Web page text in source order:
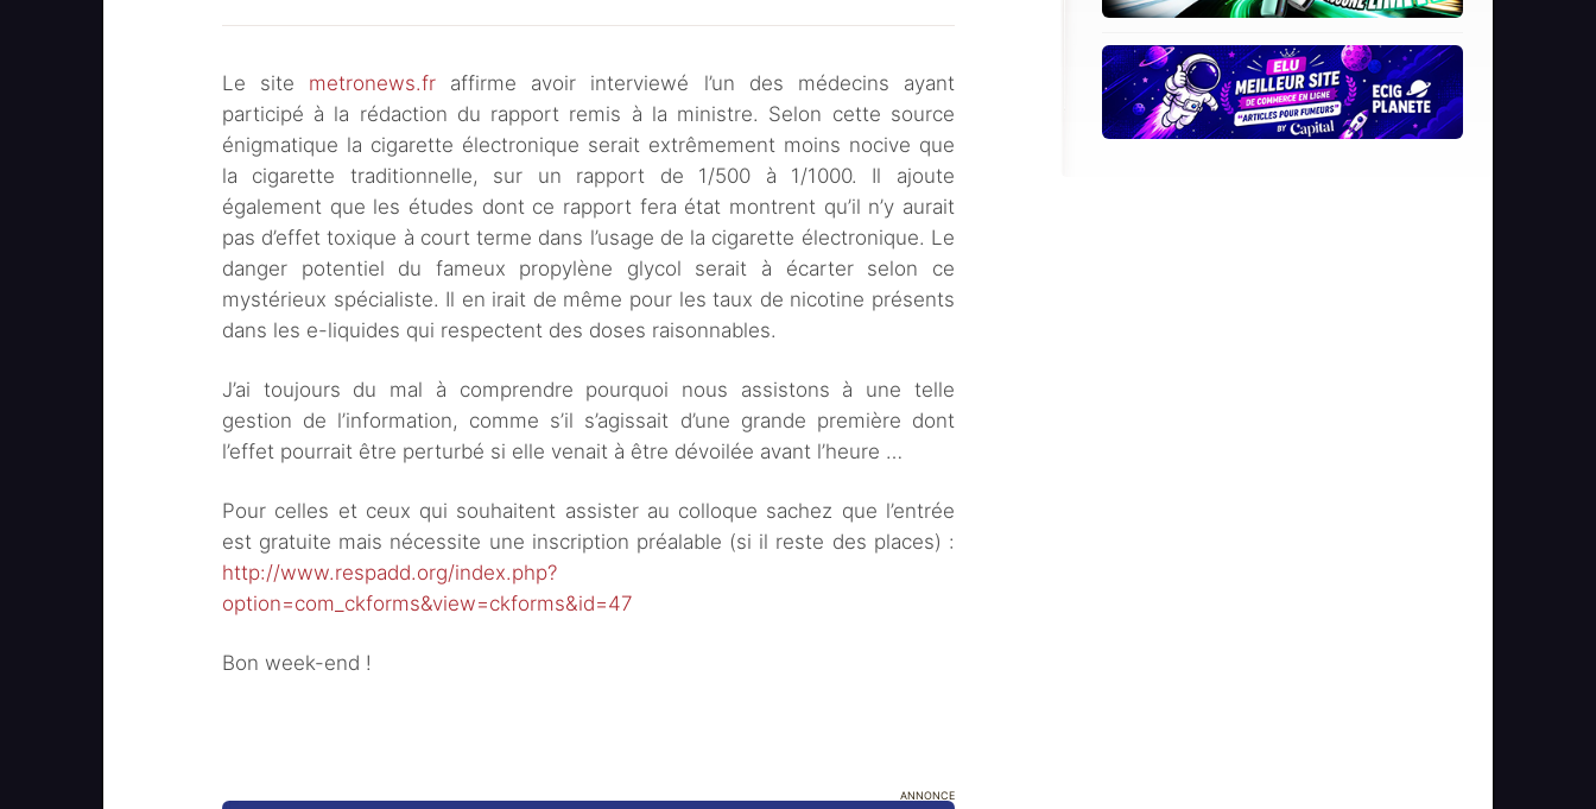
Le site metronews.fr affirme avoir interviewé l’un des médecins ayant
participé à la rédaction du rapport remis à la ministre. Selon cette source
énigmatique la cigarette électronique serait extrêmement moins nocive que
la cigarette traditionnelle, sur un rapport de 1/500 à 1/1000. Il ajoute
également que les études dont ce rapport fera état montrent qu’il n’y aurait
pas d’effet toxique à court terme dans l’usage de la cigarette électronique. Le
danger potentiel du fameux propylène glycol serait à écarter selon ce
mystérieux spécialiste. Il en irait de même pour les taux de nicotine présents
dans les e-liquides qui respectent des doses raisonnables.
J’ai toujours du mal à comprendre pourquoi nous assistons à une telle
gestion de l’information, comme s’il s’agissait d’une grande première dont
l’effet pourrait être perturbé si elle venait à être dévoilée avant l’heure …
Pour celles et ceux qui souhaitent assister au colloque sachez que l’entrée
est gratuite mais nécessite une inscription préalable (si il reste des places) :
http://www.respadd.org/index.php?
option=com_ckforms&view=ckforms&id=47
Bon week-end !
ANNONCE